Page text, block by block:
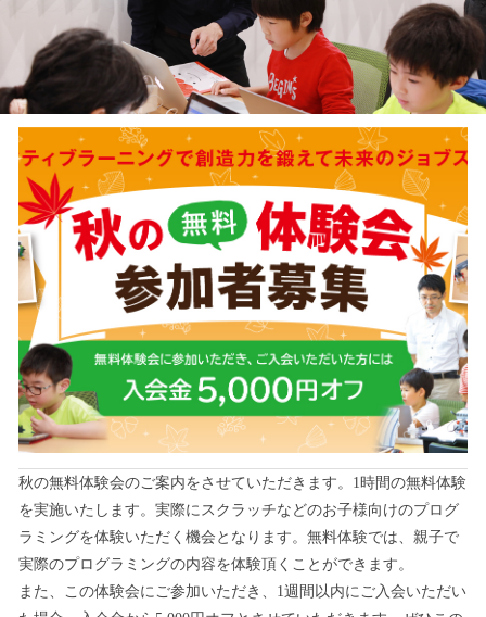
秋の無料体験会のご案内をさせていただきます。1時間の無料体験
を実施いたします。実際にスクラッチなどのお子様向けのプログ
ラミングを体験いただく機会となります。無料体験では、親子で
実際のプログラミングの内容を体験頂くことができます。
また、この体験会にご参加いただき、1週間以内にご入会いただい